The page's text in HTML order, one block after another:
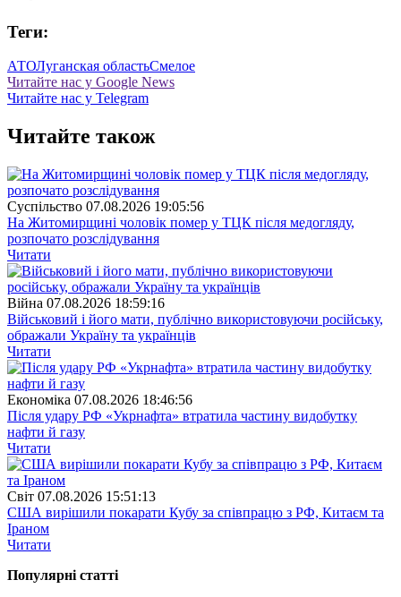
Теги:
АТОЛуганская областьСмелое
Читайте нас у Google News
Читайте нас у Telegram
Читайте також
Суспiльство 07.08.2026 19:05:56
На Житомирщині чоловік помер у ТЦК після медогляду,
розпочато розслідування
Читати
Війна 07.08.2026 18:59:16
Військовий і його мати, публічно використовуючи російську,
ображали Україну та українців
Читати
Економіка 07.08.2026 18:46:56
Після удару РФ «Укрнафта» втратила частину видобутку
нафти й газу
Читати
Свiт 07.08.2026 15:51:13
США вирішили покарати Кубу за співпрацю з РФ, Китаєм та
Іраном
Читати
Популярнi статтi